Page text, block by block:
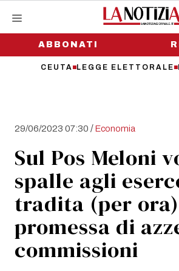
contenutoABBONATI
CEUTA LEGGE ELETTORALE
29/06/2023 07:30 /Economia
Sul Pos Meloni
spalle agli
tradita (per
promessa di
commissioni